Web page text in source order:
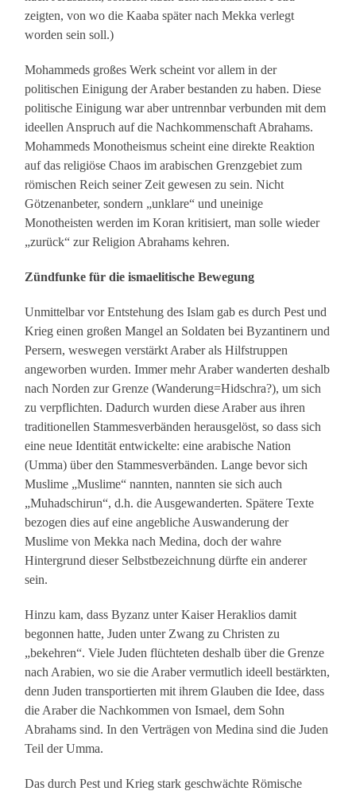
zeigten, von wo die Kaaba später nach Mekka verlegt
worden sein soll.)
Mohammeds großes Werk scheint vor allem in der
politischen Einigung der Araber bestanden zu haben. Diese
politische Einigung war aber untrennbar verbunden mit dem
ideellen Anspruch auf die Nachkommenschaft Abrahams.
Mohammeds Monotheismus scheint eine direkte Reaktion
auf das religiöse Chaos im arabischen Grenzgebiet zum
römischen Reich seiner Zeit gewesen zu sein. Nicht
Götzenanbeter, sondern „unklare“ und uneinige
Monotheisten werden im Koran kritisiert, man solle wieder
„zurück“ zur Religion Abrahams kehren.
Zündfunke für die ismaelitische Bewegung
Unmittelbar vor Entstehung des Islam gab es durch Pest und
Krieg einen großen Mangel an Soldaten bei Byzantinern und
Persern, weswegen verstärkt Araber als Hilfstruppen
angeworben wurden. Immer mehr Araber wanderten deshalb
nach Norden zur Grenze (Wanderung=Hidschra?), um sich
zu verpflichten. Dadurch wurden diese Araber aus ihren
traditionellen Stammesverbänden herausgelöst, so dass sich
eine neue Identität entwickelte: eine arabische Nation
(Umma) über den Stammesverbänden. Lange bevor sich
Muslime „Muslime“ nannten, nannten sie sich auch
„Muhadschirun“, d.h. die Ausgewanderten. Spätere Texte
bezogen dies auf eine angebliche Auswanderung der
Muslime von Mekka nach Medina, doch der wahre
Hintergrund dieser Selbstbezeichnung dürfte ein anderer
sein.
Hinzu kam, dass Byzanz unter Kaiser Heraklios damit
begonnen hatte, Juden unter Zwang zu Christen zu
„bekehren“. Viele Juden flüchteten deshalb über die Grenze
nach Arabien, wo sie die Araber vermutlich ideell bestärkten,
denn Juden transportierten mit ihrem Glauben die Idee, dass
die Araber die Nachkommen von Ismael, dem Sohn
Abrahams sind. In den Verträgen von Medina sind die Juden
Teil der Umma.
Das durch Pest und Krieg stark geschwächte Römische